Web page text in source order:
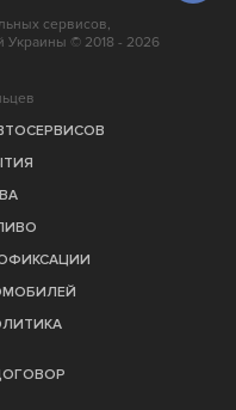
сервисов,
Украины © 2018 - 2026